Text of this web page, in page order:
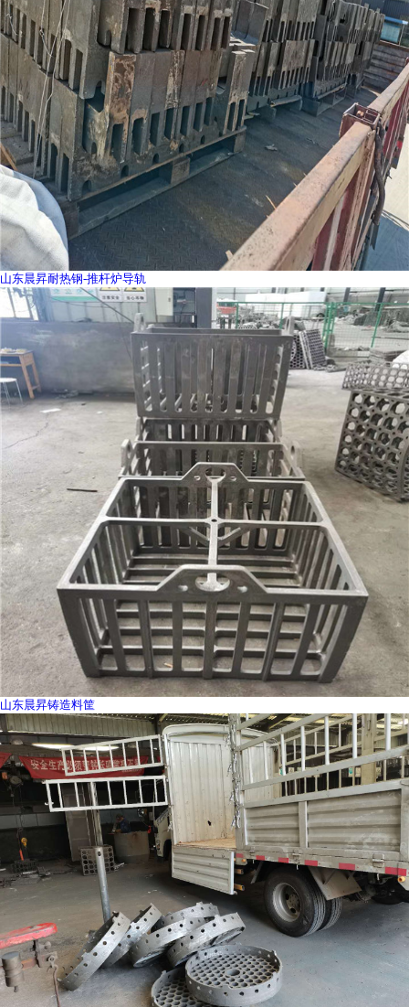
山东晨昇耐热钢-推杆炉导轨
山东晨昇铸造料筐